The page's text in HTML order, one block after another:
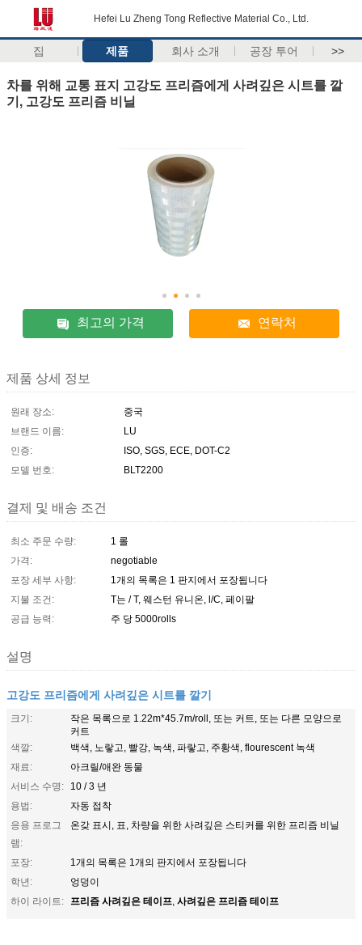
Hefei Lu Zheng Tong Reflective Material Co., Ltd.
집 제품 회사 소개 공장 투어 >>
차를 위해 교통 표지 고강도 프리즘에게 사려깊은 시트를 깔
기, 고강도 프리즘 비닐
최고의 가격 연락처
제품 상세 정보
원래 장소:
중국
브랜드 이름:
LU
인증:
ISO, SGS, ECE, DOT-C2
모델 번호:
BLT2200
결제 및 배송 조건
최소 주문 수량:
1 롤
가격:
negotiable
포장 세부 사항:
1개의 목록은 1 판지에서 포장됩니다
지불 조건:
T는 / T, 웨스턴 유니온, l/C, 페이팔
공급 능력:
주 당 5000rolls
설명
고강도 프리즘에게 사려깊은 시트를 깔기
크기:
작은 목록으로 1.22m*45.7m/roll, 또는 커트, 또는 다른 모양으로
커트
색깔:
백색, 노랗고, 빨강, 녹색, 파랗고, 주황색, flourescent 녹색
재료:
아크릴/애완 동물
서비스 수명:
10 / 3 년
용법:
자동 접착
응용 프로그
램:
온갖 표시, 표, 차량을 위한 사려깊은 스티커를 위한 프리즘 비닐
포장:
1개의 목록은 1개의 판지에서 포장됩니다
학년:
엉덩이
하이 라이트: 프리즘 사려깊은 테이프, 사려깊은 프리즘 테이프